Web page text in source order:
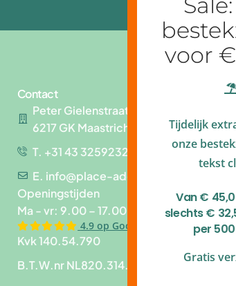
Contact
Peter Gielenstraat 83
6217 GK Maastricht
T. +31 43 3259232
E. info@place-add.nl
Openingstijden
Ma - vr: 9.00 – 17.00 uur
4.9 op Google reviews
Kvk 140.54.790
B.T.W.nr NL820.314.109B01
Tijdelijk
onze
tekst
Van €
slechts €
per
Gratis